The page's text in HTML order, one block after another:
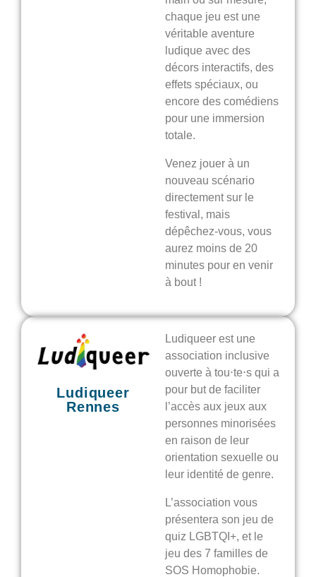
chaque jeu est une
véritable aventure
ludique avec des
décors interactifs, des
effets spéciaux, ou
encore des comédiens
pour une immersion
totale.
Venez jouer à un
nouveau scénario
directement sur le
festival, mais
dépêchez-vous, vous
aurez moins de 20
minutes pour en venir
à bout !
Ludiqueer
Rennes
Ludiqueer est une
association inclusive
ouverte à tou⋅te⋅s qui a
pour but de faciliter
l’accès aux jeux aux
personnes minorisées
en raison de leur
orientation sexuelle ou
leur identité de genre.
L’association vous
présentera son jeu de
quiz LGBTQI+, et le
jeu des 7 familles de
SOS Homophobie.